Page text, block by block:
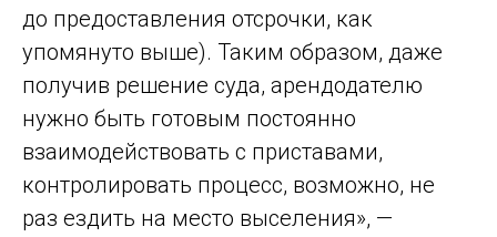
до предоставления отсрочки, как
упомянуто выше). Таким образом, даже
получив решение суда, арендодателю
нужно быть готовым постоянно
взаимодействовать с приставами,
контролировать процесс, возможно, не
раз ездить на место выселения», —